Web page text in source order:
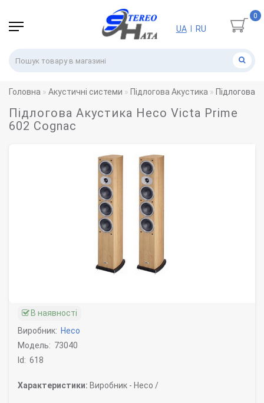
0
UA RU
Головна Акустичні системи Підлогова Акустика Підлогова
Підлогова Акустика Heco Victa Prime
602 Cognac
В наявності
Виробник: Heco
Модель: 73040
Id: 618
Характеристики: Виробник - Heco /